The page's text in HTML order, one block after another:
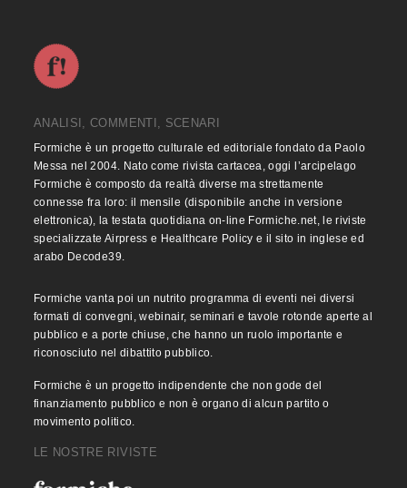
ANALISI, COMMENTI, SCENARI
Formiche è un progetto culturale ed editoriale fondato da Paolo
Messa nel 2004. Nato come rivista cartacea, oggi l’arcipelago
Formiche è composto da realtà diverse ma strettamente
connesse fra loro: il mensile (disponibile anche in versione
elettronica), la testata quotidiana on-line Formiche.net, le riviste
specializzate Airpress e Healthcare Policy e il sito in inglese ed
arabo Decode39.
Formiche vanta poi un nutrito programma di eventi nei diversi
formati di convegni, webinair, seminari e tavole rotonde aperte al
pubblico e a porte chiuse, che hanno un ruolo importante e
riconosciuto nel dibattito pubblico.
Formiche è un progetto indipendente che non gode del
finanziamento pubblico e non è organo di alcun partito o
movimento politico.
LE NOSTRE RIVISTE